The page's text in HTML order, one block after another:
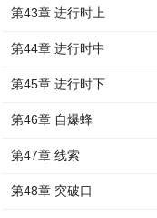
第43章 进行时上
第44章 进行时中
第45章 进行时下
第46章 自爆蜂
第47章 线索
第48章 突破口